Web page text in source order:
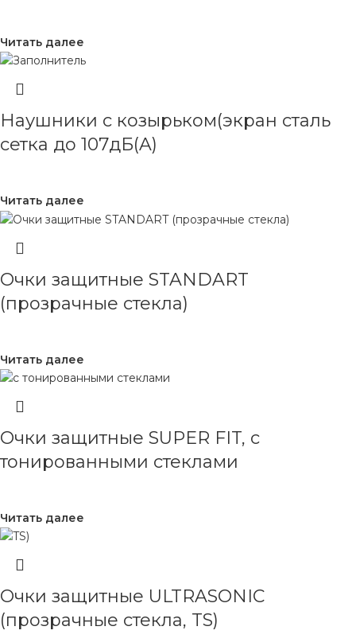
Читать далее
Наушники с козырьком(экран сталь
сетка до 107дБ(A)
Читать далее
Очки защитные STANDART
(прозрачные стекла)
Читать далее
Очки защитные SUPER FIT, с
тонированными стеклами
Читать далее
Очки защитные ULTRASONIC
(прозрачные стекла, TS)